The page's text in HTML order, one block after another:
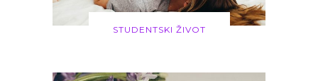
STUDENTSKI ŽIVOT